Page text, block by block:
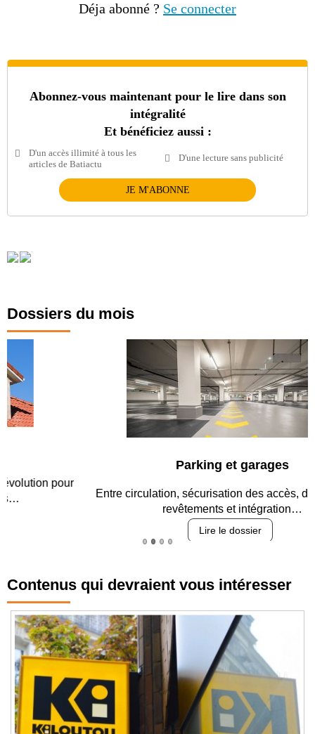
Déja abonné ? Se connecter
Abonnez-vous maintenant pour le lire dans son
intégralité
Et bénéficiez aussi :
D'un accès illimité à tous les
articles de Batiactu
D'une lecture sans publicité
JE M'ABONNE
Dossiers du mois
Parking et garages
Entre circulation, sécurisation des accès, durabilité des
revêtements et intégration…
Contenus qui devraient vous intéresser